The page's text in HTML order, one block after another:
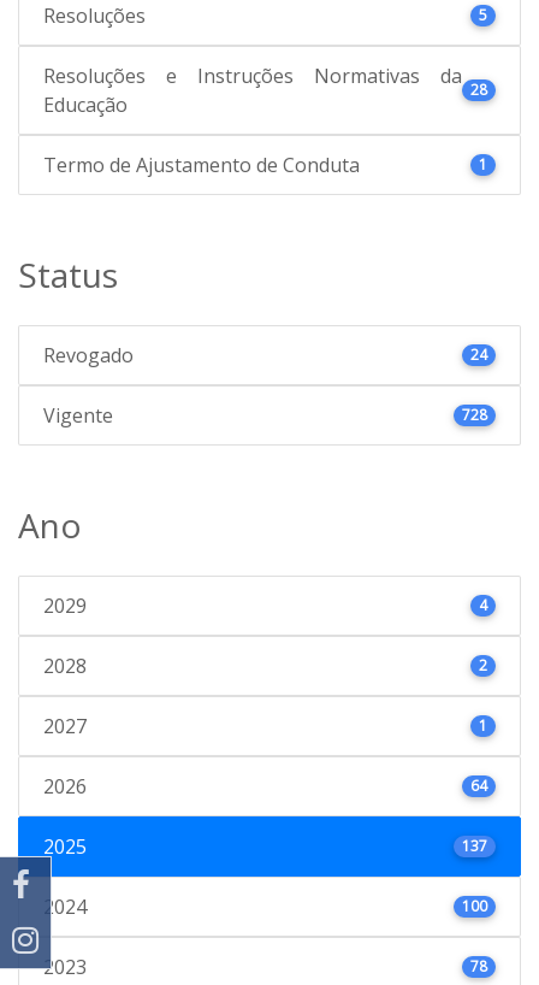
Resoluções 5
Resoluções e Instruções Normativas da
Educação
28
Termo de Ajustamento de Conduta 1
Status
Revogado 24
Vigente 728
Ano
2029 4
2028 2
2027 1
2026 64
2025 137
2024 100
2023 78